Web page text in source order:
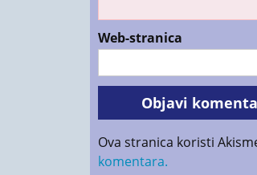
Web-stranica
Ova stranica koristi
komentara.